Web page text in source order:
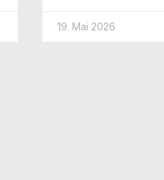
19. Mai 2026